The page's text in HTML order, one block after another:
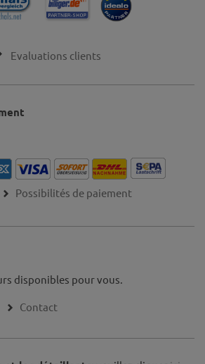
Evaluations clients
Possibilités de paiement
disponibles pour vous.
Contact